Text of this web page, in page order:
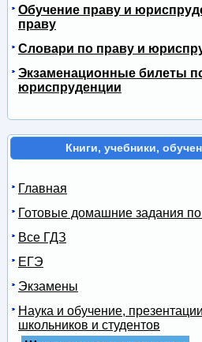
Обучение праву и
праву
Словари по праву и
Экзаменационные билеты
юриспруденции
Книги, учебники,
Главная
Готовые домашние задания
Все ГДЗ
ЕГЭ
Экзамены
Наука и обучение,
школьников и студентов